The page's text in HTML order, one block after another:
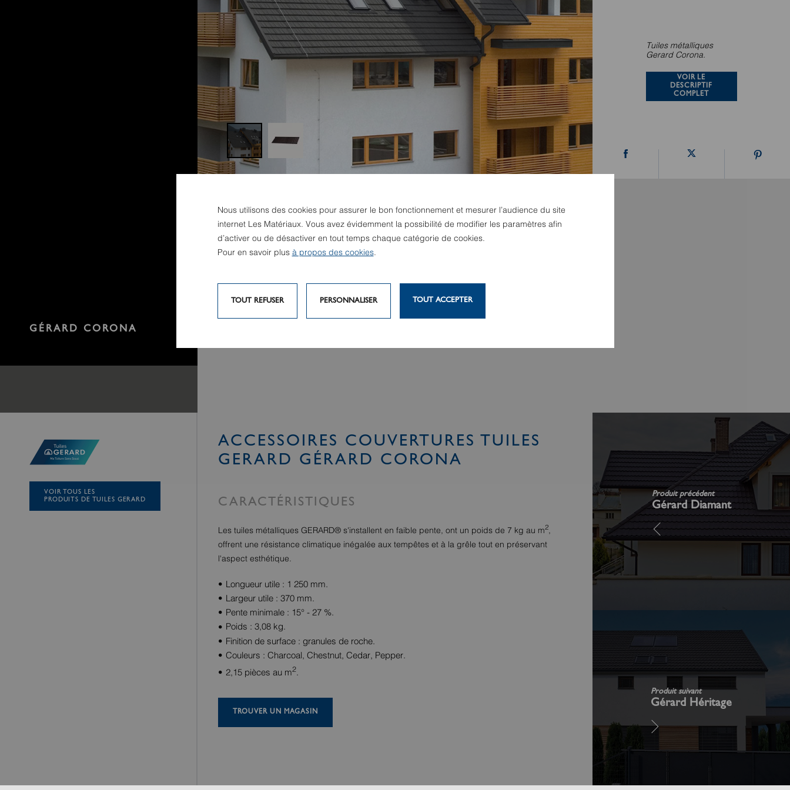
GÉRARD CORONA
Tuiles métalliques
Gerard Corona.
VOIR LE
DESCRIPTIF
COMPLET
VOIR TOUS LES
PRODUITS DE TUILES GERARD
ACCESSOIRES COUVERTURES TUILES
GERARD GÉRARD CORONA
CARACTÉRISTIQUES
Les tuiles métalliques GERARD® s'installent en faible pente, ont un poids de 7 kg au m2,
offrent une résistance climatique inégalée aux tempêtes et à la grêle tout en préservant
l'aspect esthétique.
Longueur utile : 1 250 mm.
Largeur utile : 370 mm.
Pente minimale : 15° - 27 %.
Poids : 3,08 kg.
Finition de surface : granules de roche.
Couleurs : Charcoal, Chestnut, Cedar, Pepper.
2,15 pièces au m2.
TROUVER UN MAGASIN
Produit précédent
Gérard Diamant
Produit suivant
Gérard Héritage
Nous utilisons des cookies pour assurer le bon fonctionnement et mesurer l’audience du site
internet Les Matériaux. Vous avez évidemment la possibilité de modifier les paramètres afin
d’activer ou de désactiver en tout temps chaque catégorie de cookies.
Pour en savoir plus à propos des cookies.
TOUT REFUSER PERSONNALISER TOUT ACCEPTER